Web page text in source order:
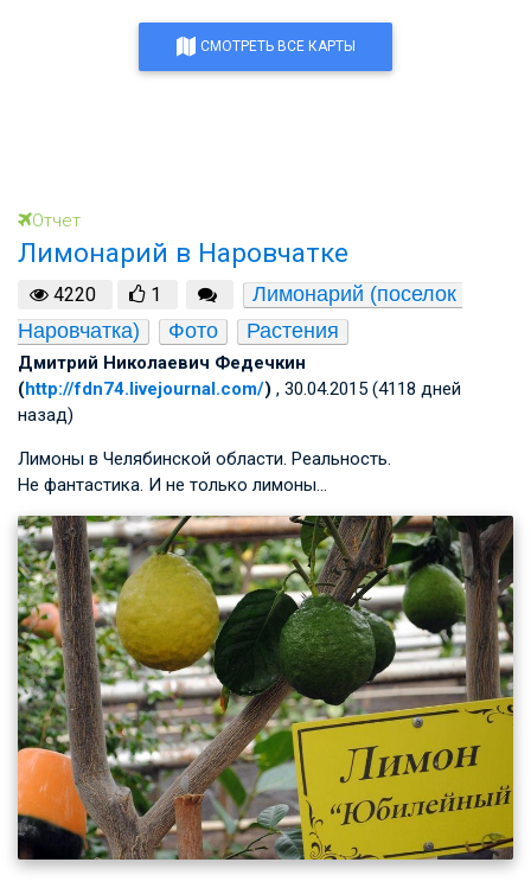
СМОТРЕТЬ ВСЕ КАРТЫ
Отчет
Лимонарий в Наровчатке
4220 1
Лимонарий (поселок
Наровчатка)
Фото Растения
Дмитрий Николаевич Федечкин
(http://fdn74.livejournal.com/) , 30.04.2015 (4118 дней
назад)
Лимоны в Челябинской области. Реальность.
Не фантастика. И не только лимоны…